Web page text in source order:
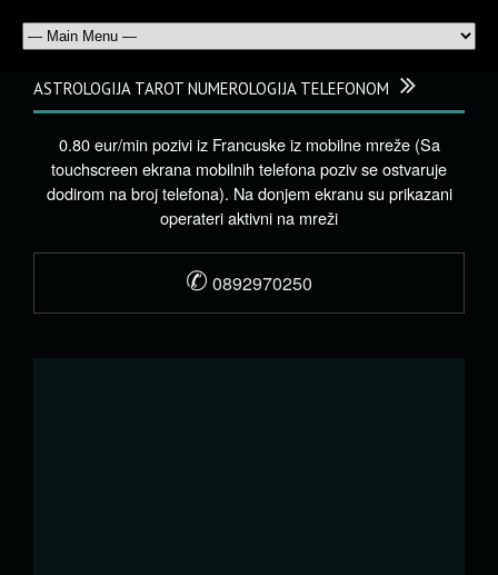
ASTROLOGIJA TAROT NUMEROLOGIJA TELEFONOM
0.80 eur/min pozivi iz Francuske iz mobilne mreže (Sa
touchscreen ekrana mobilnih telefona poziv se ostvaruje
dodirom na broj telefona). Na donjem ekranu su prikazani
operateri aktivni na mreži
✆ 0892970250